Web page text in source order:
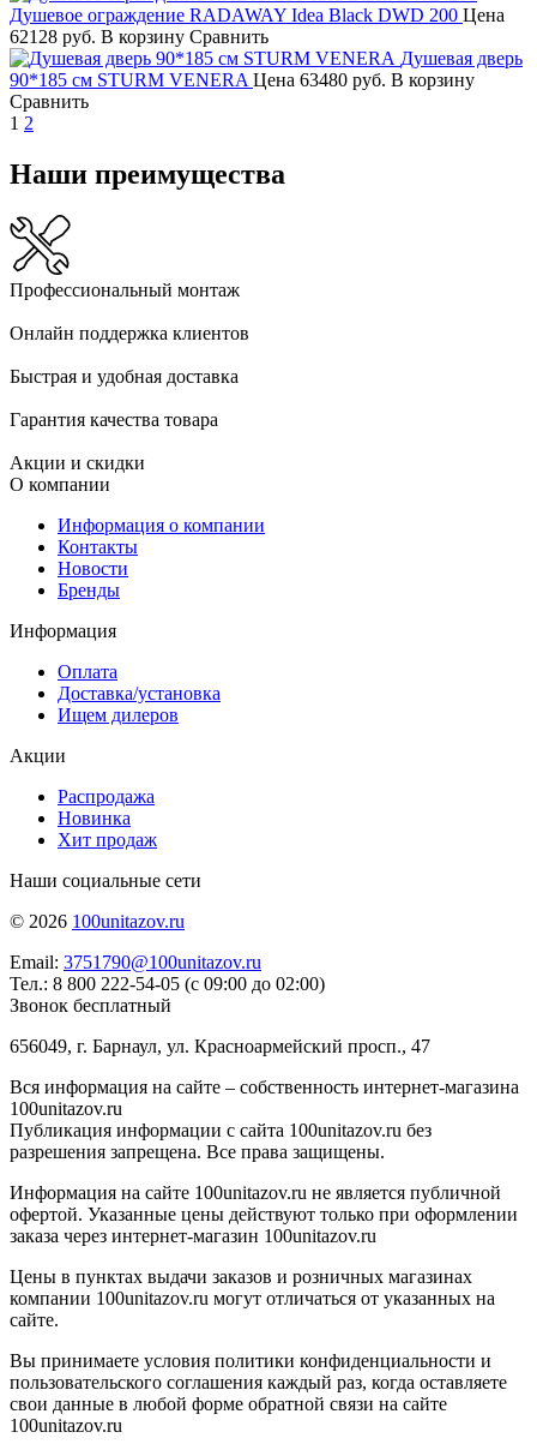
Душевое ограждение RADAWAY Idea Black DWD 200 Цена
62128 руб. В корзину Сравнить
Душевая дверь
90*185 см STURM VENERA Цена 63480 руб. В корзину
Сравнить
1 2
Наши преимущества
Профессиональный монтаж
Онлайн поддержка клиентов
Быстрая и удобная доставка
Гарантия качества товара
Акции и скидки
О компании
Информация о компании
Контакты
Новости
Бренды
Информация
Оплата
Доставка/установка
Ищем дилеров
Акции
Распродажа
Новинка
Хит продаж
Наши социальные сети
© 2026 100unitazov.ru
Email: 3751790@100unitazov.ru
Тел.: 8 800 222-54-05 (с 09:00 до 02:00)
Звонок бесплатный
656049, г. Барнаул, ул. Красноармейский просп., 47
Вся информация на сайте – собственность интернет-магазина
100unitazov.ru
Публикация информации с сайта 100unitazov.ru без
разрешения запрещена. Все права защищены.
Информация на сайте 100unitazov.ru не является публичной
офертой. Указанные цены действуют только при оформлении
заказа через интернет-магазин 100unitazov.ru
Цены в пунктах выдачи заказов и розничных магазинах
компании 100unitazov.ru могут отличаться от указанных на
сайте.
Вы принимаете условия политики конфиденциальности и
пользовательского соглашения каждый раз, когда оставляете
свои данные в любой форме обратной связи на сайте
100unitazov.ru